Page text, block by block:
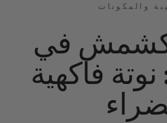
والمكونات
في
فاكهية